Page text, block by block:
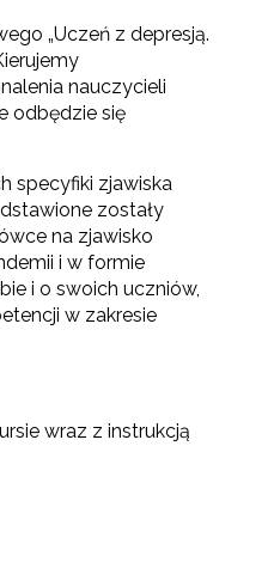
„Uczeń z depresją.
nauczycieli
odbędzie się
specyfiki zjawiska
zostały
na zjawisko
i w formie
i o swoich uczniów,
w zakresie
wraz z instrukcją